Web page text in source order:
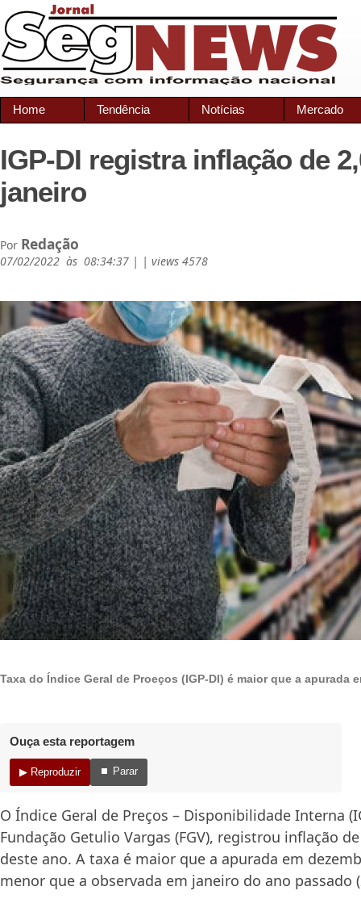
Home Tendência Notícias Mercado
IGP-DI registra inflação de
janeiro
Por Redação
07/02/2022 às 08:34:37 | | views 4578
Taxa do Índice Geral de Proeços (IGP-DI) é maior que a apurada
Ouça esta reportagem
▶ Reproduzir ⏹ Parar
O Índice Geral de Preços – Disponibilidade Interna
Fundação Getulio Vargas (FGV), registrou inflação
deste ano. A taxa é maior que a apurada em
menor que a observada em janeiro do ano passado